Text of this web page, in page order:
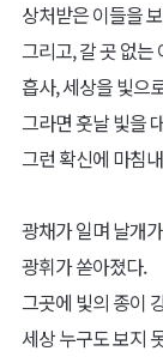
레미디오스가 지목
그러나 신의 계시
미카엘이 지켜본
자신을 보살피지
또한 그는 항상 선
보이지 않았다.
마치, 자신이 가는